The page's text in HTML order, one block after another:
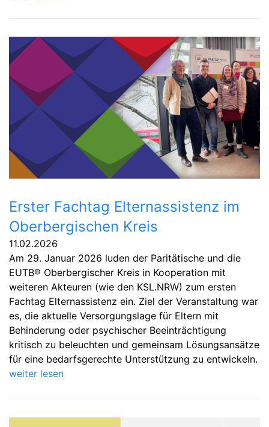
Erster Fachtag Elternassistenz im
Oberbergischen Kreis
11.02.2026
Am 29. Januar 2026 luden der Paritätische und die
EUTB® Oberbergischer Kreis in Kooperation mit
weiteren Akteuren (wie den KSL.NRW) zum ersten
Fachtag Elternassistenz ein. Ziel der Veranstaltung war
es, die aktuelle Versorgungslage für Eltern mit
Behinderung oder psychischer Beeinträchtigung
kritisch zu beleuchten und gemeinsam Lösungsansätze
für eine bedarfsgerechte Unterstützung zu entwickeln.
weiter lesen